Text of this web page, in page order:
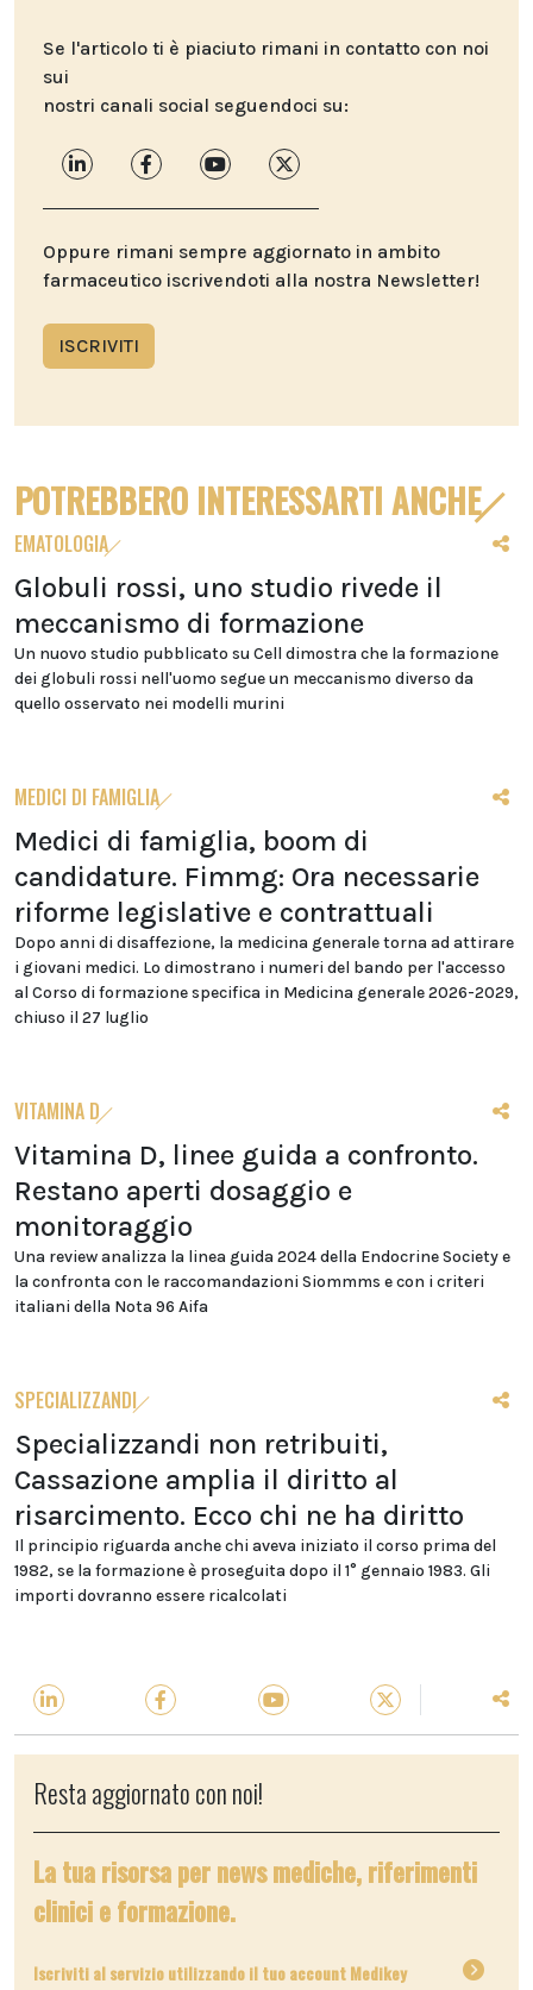
Se l'articolo ti è piaciuto rimani in contatto con noi
sui
nostri canali social seguendoci su:
Oppure rimani sempre aggiornato in ambito
farmaceutico iscrivendoti alla nostra Newsletter!
ISCRIVITI
POTREBBERO INTERESSARTI ANCHE
EMATOLOGIA
Globuli rossi, uno studio rivede il
meccanismo di formazione
Un nuovo studio pubblicato su Cell dimostra che la formazione
dei globuli rossi nell'uomo segue un meccanismo diverso da
quello osservato nei modelli murini
MEDICI DI FAMIGLIA
Medici di famiglia, boom di
candidature. Fimmg: Ora necessarie
riforme legislative e contrattuali
Dopo anni di disaffezione, la medicina generale torna ad attirare
i giovani medici. Lo dimostrano i numeri del bando per l'accesso
al Corso di formazione specifica in Medicina generale 2026-2029,
chiuso il 27 luglio
VITAMINA D
Vitamina D, linee guida a confronto.
Restano aperti dosaggio e
monitoraggio
Una review analizza la linea guida 2024 della Endocrine Society e
la confronta con le raccomandazioni Siommms e con i criteri
italiani della Nota 96 Aifa
SPECIALIZZANDI
Specializzandi non retribuiti,
Cassazione amplia il diritto al
risarcimento. Ecco chi ne ha diritto
Il principio riguarda anche chi aveva iniziato il corso prima del
1982, se la formazione è proseguita dopo il 1° gennaio 1983. Gli
importi dovranno essere ricalcolati
Resta aggiornato con noi!
La tua risorsa per news mediche, riferimenti
clinici e formazione.
Iscriviti al servizio utilizzando il tuo account Medikey